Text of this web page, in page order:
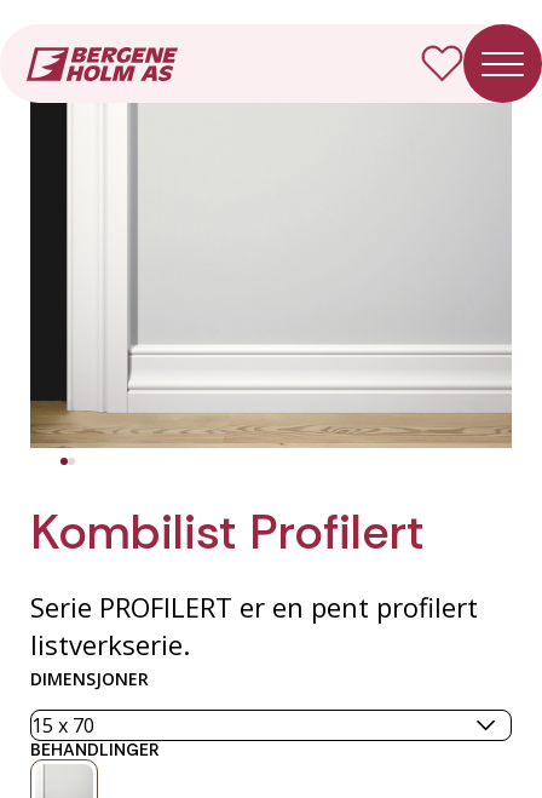
Kombilist Profilert
Serie PROFILERT er en pent profilert
listverkserie.
DIMENSJONER
BEHANDLINGER